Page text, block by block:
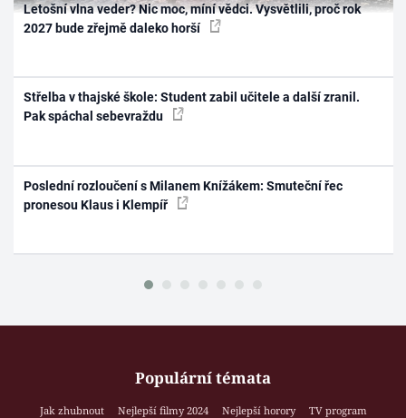
Letošní vlna veder? Nic moc, míní vědci. Vysvětlili, proč rok
2027 bude zřejmě daleko horší
Střelba v thajské škole: Student zabil učitele a další zranil.
Pak spáchal sebevraždu
Poslední rozloučení s Milanem Knížákem: Smuteční řec
pronesou Klaus i Klempíř
Populární témata
Jak zhubnout Nejlepší filmy 2024 Nejlepší horory
TV program